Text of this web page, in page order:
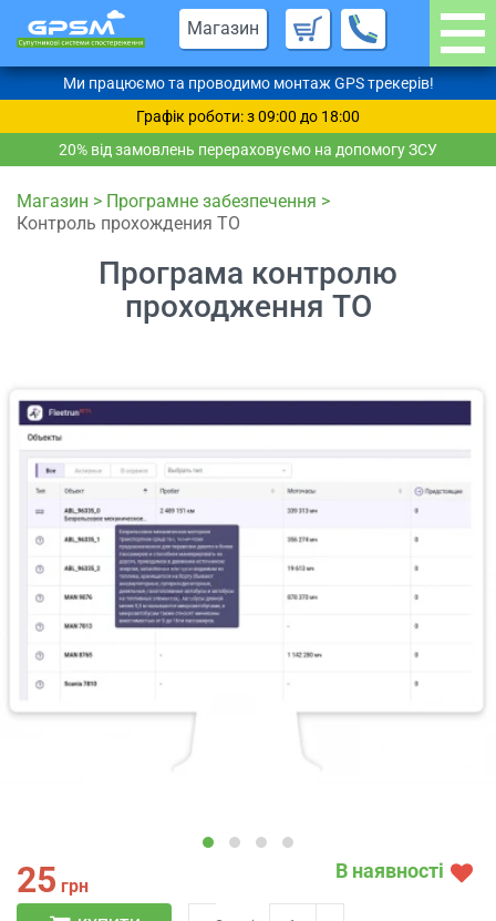
Магазин
Ми працюємо та проводимо монтаж GPS трекерів!
Графік роботи: з 09:00 до 18:00
20% від замовлень перераховуємо на допомогу ЗСУ
Магазин > Програмне забезпечення >
Контроль прохождения ТО
Програма контролю
проходження ТО
25 грн
В наявності